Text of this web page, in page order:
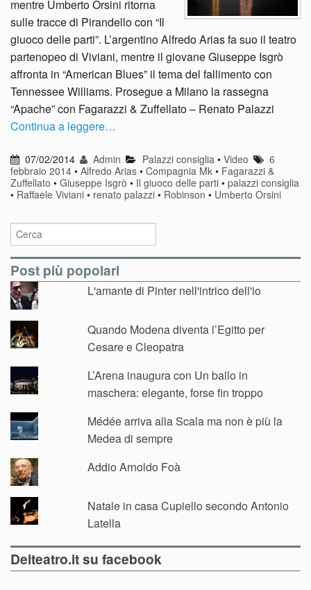
mentre Umberto Orsini ritorna
sulle tracce di Pirandello con “Il
giuoco delle parti”. L’argentino Alfredo Arias fa suo il teatro
partenopeo di Viviani, mentre il giovane Giuseppe Isgrò
affronta in “American Blues” il tema del fallimento con
Tennessee Williams. Prosegue a Milano la rassegna
“Apache” con Fagarazzi & Zuffellato – Renato Palazzi
Continua a leggere…
07/02/2014 Admin Palazzi consiglia• Video
6
febbraio 2014 • Alfredo Arias • Compagnia Mk • Fagarazzi &
Zuffellato • Giuseppe Isgrò • Il giuoco delle parti • palazzi consiglia
• Raffaele Viviani • renato palazzi • Robinson • Umberto Orsini
Post più popolari
L'amante di Pinter nell'intrico dell'io
Quando Modena diventa l’Egitto per
Cesare e Cleopatra
L’Arena inaugura con Un ballo in
maschera: elegante, forse fin troppo
Médée arriva alla Scala ma non è più la
Medea di sempre
Addio Arnoldo Foà
Natale in casa Cupiello secondo Antonio
Latella
Delteatro.it su facebook